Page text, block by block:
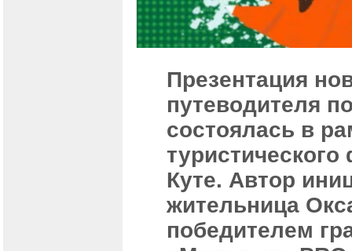
Презентация
путеводителя
состоялась в
Куте. Автор
жительница
победителем